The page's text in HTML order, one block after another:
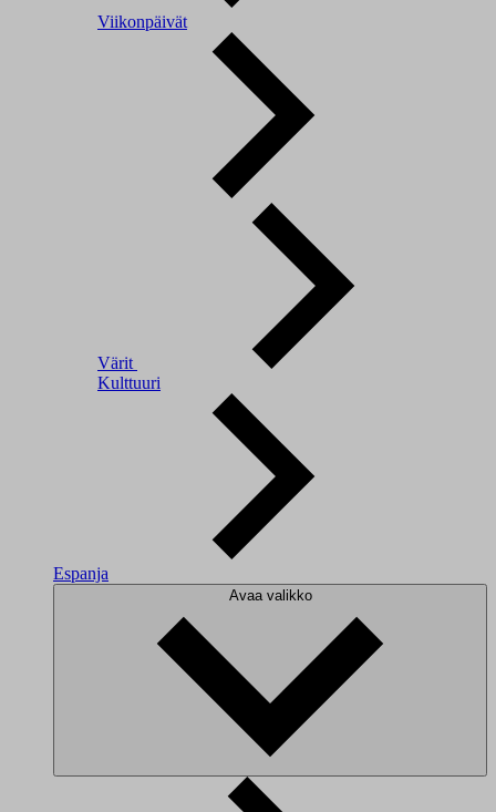
Viikonpäivät
Värit
Kulttuuri
Espanja
Avaa valikko